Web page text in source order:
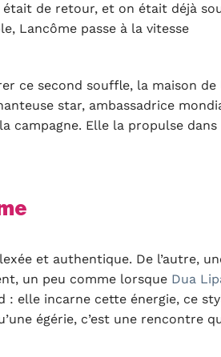
était de retour, et on était déjà
Lancôme passe à la vitesse
ce second souffle, la maison de
star, ambassadrice
campagne. Elle la propulse dans
et authentique. De l’autre,
un peu comme lorsque Dua
: elle incarne cette énergie, ce
égérie, c’est une rencontre